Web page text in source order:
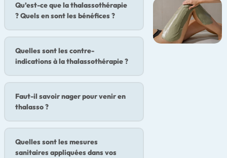
Qu’est-ce que la thalassothérapie
? Quels en sont les bénéfices ?
Quelles sont les contre-
indications à la thalassothérapie ?
Faut-il savoir nager pour venir en
thalasso ?
Quelles sont les mesures
sanitaires appliquées dans vos